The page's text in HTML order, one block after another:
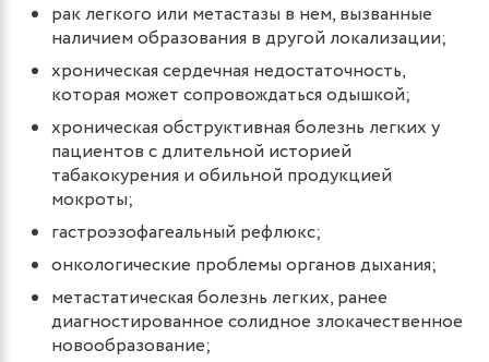
рак легкого или метастазы в нем, вызванные
наличием образования в другой локализации;
хроническая сердечная недостаточность,
которая может сопровождаться одышкой;
хроническая обструктивная болезнь легких у
пациентов с длительной историей
табакокурения и обильной продукцией
мокроты;
гастроэзофагеальный рефлюкс;
онкологические проблемы органов дыхания;
метастатическая болезнь легких, ранее
диагностированное солидное злокачественное
новообразование;